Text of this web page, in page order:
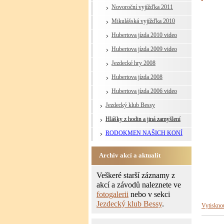
Novoroční vyjížďka 2011
Mikulášská vyjížďka 2010
Hubertova jízda 2010 video
Hubertova jízda 2009 video
Jezdecké hry 2008
Hubertova jízda 2008
Hubertova jízda 2006 video
Jezdecký klub Bessy
Hlášky z hodin a jiná zamyšlení
RODOKMEN NAŠICH KONÍ
Archiv akcí a aktualit
Veškeré starší záznamy z
akcí a závodů naleznete ve
fotogalerii nebo v sekci
Jezdecký klub Bessy.